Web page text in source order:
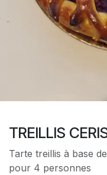
TREILLIS
Tarte treillis à base
pour 4 personnes